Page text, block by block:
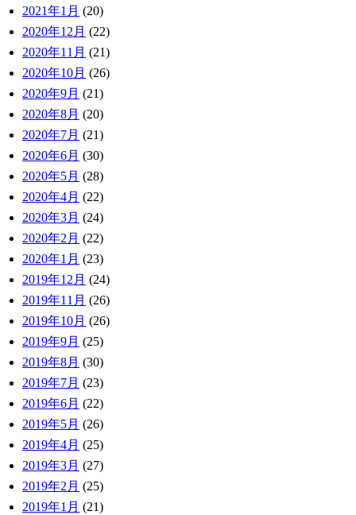
2021年1月 (20)
2020年12月 (22)
2020年11月 (21)
2020年10月 (26)
2020年9月 (21)
2020年8月 (20)
2020年7月 (21)
2020年6月 (30)
2020年5月 (28)
2020年4月 (22)
2020年3月 (24)
2020年2月 (22)
2020年1月 (23)
2019年12月 (24)
2019年11月 (26)
2019年10月 (26)
2019年9月 (25)
2019年8月 (30)
2019年7月 (23)
2019年6月 (22)
2019年5月 (26)
2019年4月 (25)
2019年3月 (27)
2019年2月 (25)
2019年1月 (21)